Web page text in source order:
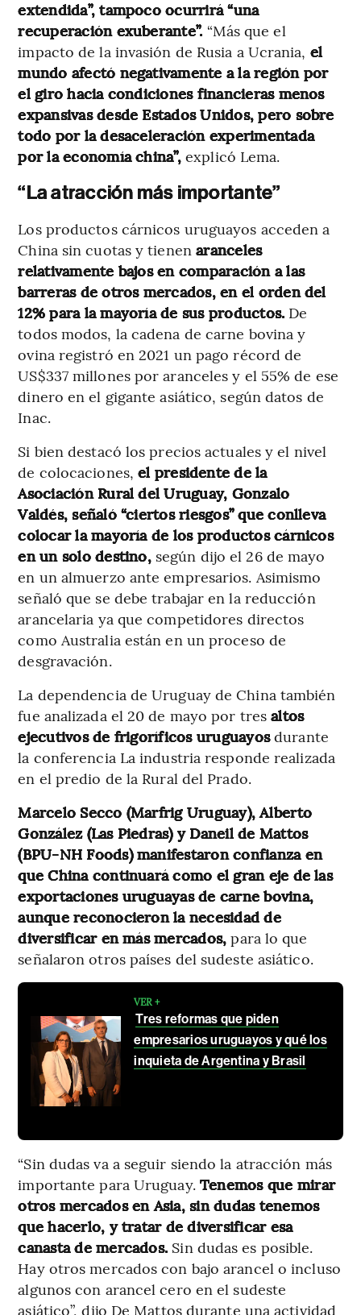
extendida”, tampoco ocurrirá “una
recuperación exuberante”. “Más que el
impacto de la invasión de Rusia a Ucrania, el
mundo afectó negativamente a la región por
el giro hacia condiciones financieras menos
expansivas desde Estados Unidos, pero sobre
todo por la desaceleración experimentada
por la economía china”,explicó Lema.
“La atracción más importante”
Los productos cárnicos uruguayos acceden a
China sin cuotas y tienenaranceles
relativamente bajos en comparación a las
barreras de otros mercados, en el orden del
12% para la mayoría de sus productos. De
todos modos, la cadena de carne bovina y
ovina registró en 2021 un pago récord de
US$337 millones por aranceles y el 55% de ese
dinero en el gigante asiático, según datos de
Inac.
Si bien destacó los precios actuales y el nivel
de colocaciones,el presidente de la
Asociación Rural del Uruguay, Gonzalo
Valdés, señaló “ciertos riesgos” que conlleva
colocar la mayoría de los productos cárnicos
en un solo destino,según dijo el 26 de mayo
en un almuerzo ante empresarios. Asimismo
señaló que se debe trabajar en la reducción
arancelaria ya que competidores directos
como Australia están en un proceso de
desgravación.
La dependencia de Uruguay de China también
fue analizada el 20 de mayo por tresaltos
ejecutivos de frigoríficos uruguayosdurante
la conferencia La industria responde realizada
en el predio de la Rural del Prado.
Marcelo Secco (Marfrig Uruguay), Alberto
González (Las Piedras) y Daneil de Mattos
(BPU-NH Foods) manifestaron confianza en
que China continuará como el gran eje de las
exportaciones uruguayas de carne bovina,
aunque reconocieron la necesidad de
diversificar en más mercados, para lo que
señalaron otros países del sudeste asiático.
VER +
Tres reformas que piden
empresarios uruguayos y qué los
inquieta de Argentina y Brasil
“Sin dudas va a seguir siendo la atracción más
importante para Uruguay. Tenemos que mirar
otros mercados en Asia, sin dudas tenemos
que hacerlo, y tratar de diversificar esa
canasta de mercados. Sin dudas es posible.
Hay otros mercados con bajo arancel o incluso
algunos con arancel cero en el sudeste
asiático”, dijo De Mattos durante una actividad